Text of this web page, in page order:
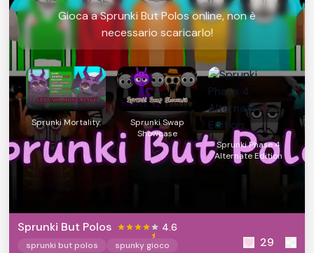
Gioca a Sprunki But Polos online, non è
necessario scaricarlo!
Sprunki Mortality
Sprunki Swap
Showcase
Sprunki Phase 4
Alternate Edition
Sprunki But Polos 4.6
sprunki but polos
spunky gioco
29